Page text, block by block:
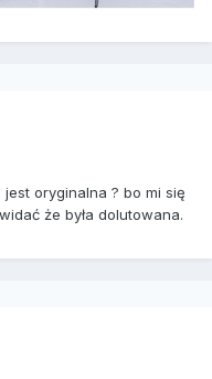
oryginalna ? bo mi się
że była dolutowana.